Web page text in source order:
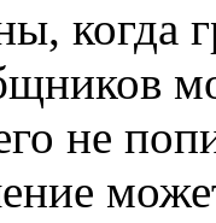
когда
не